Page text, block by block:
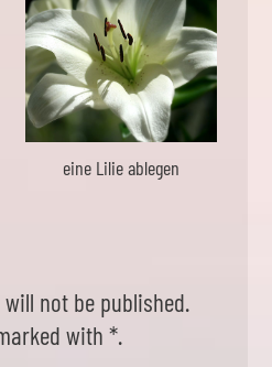
eine Lilie ablegen
not be published.
with *.